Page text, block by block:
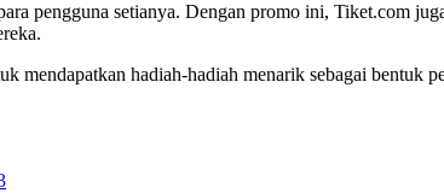
pengguna setianya. Dengan promo ini, Tiket.com
hadiah-hadiah menarik sebagai bentuk